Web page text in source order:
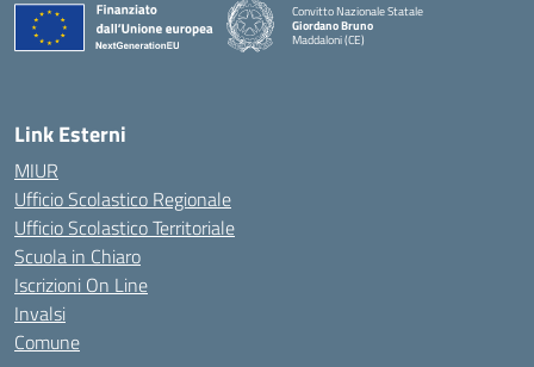
Convitto Nazionale Statale
Giordano Bruno
Maddaloni (CE)
Link Esterni
MIUR
Ufficio Scolastico Regionale
Ufficio Scolastico Territoriale
Scuola in Chiaro
Iscrizioni On Line
Invalsi
Comune